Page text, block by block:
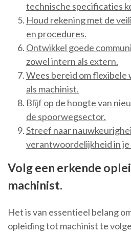
technische specificaties
Houd rekening met de
en procedures.
Ontwikkel goede
zowel intern als extern.
Wees bereid om
als machinist.
Blijf op de hoogte van
de spoorwegsector.
Streef naar
verantwoordelijkheid in je
Volg een erkende
machinist.
Het is van essentieel belang
opleiding tot machinist te